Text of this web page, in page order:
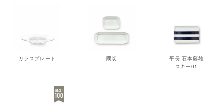
ガラスプレート 隅切
平長 石本藤雄
スキー01